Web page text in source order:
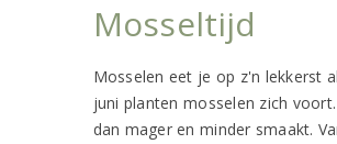
Mosseltijd
Mosselen eet je op z'n lekkerst
juni planten mosselen zich
dan mager en minder smaakt.